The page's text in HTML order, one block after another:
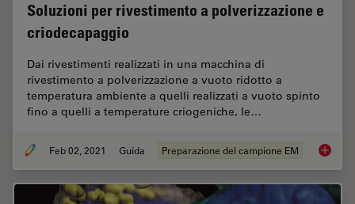
Soluzioni per rivestimento a polverizzazione e
criodecapaggio
Dai rivestimenti realizzati in una macchina di
rivestimento a polverizzazione a vuoto ridotto a
temperatura ambiente a quelli realizzati a vuoto spinto
fino a quelli a temperature criogeniche, le…
Feb 02, 2021 Guida Preparazione del campione EM